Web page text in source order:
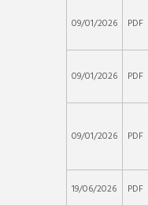
09/01/2026 PDF
09/01/2026 PDF
09/01/2026 PDF
19/06/2026
PDF